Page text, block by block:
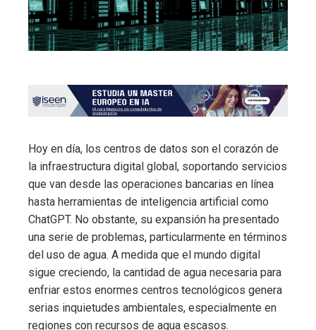
Hoy en día, los centros de datos son el corazón de
la infraestructura digital global, soportando servicios
que van desde las operaciones bancarias en línea
hasta herramientas de inteligencia artificial como
ChatGPT. No obstante, su expansión ha presentado
una serie de problemas, particularmente en términos
del uso de agua. A medida que el mundo digital
sigue creciendo, la cantidad de agua necesaria para
enfriar estos enormes centros tecnológicos genera
serias inquietudes ambientales, especialmente en
regiones con recursos de agua escasos.